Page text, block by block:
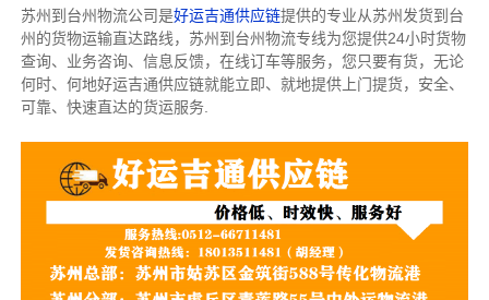
苏州到台州物流公司是好运吉通供应链提供的专业从苏州发货到台
州的货物运输直达路线，苏州到台州物流专线为您提供24小时货物
查询、业务咨询、信息反馈，在线订车等服务，您只要有货，无论
何时、何地好运吉通供应链就能立即、就地提供上门提货，安全、
可靠、快速直达的货运服务.